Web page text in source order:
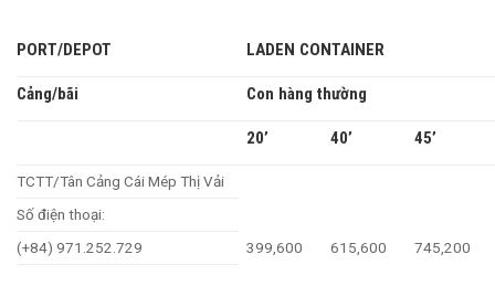
PORT/DEPOT LADEN CONTAINER
Cảng/bãi Con hàng thường
20’ 40’ 45’
TCTT/Tân Cảng Cái Mép Thị Vải
399,600 615,600 745,200
Số điện thoại:
(+84) 971.252.729